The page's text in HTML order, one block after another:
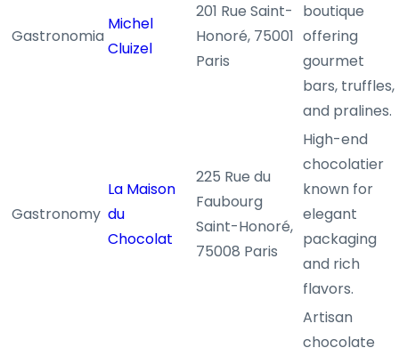
Gastronomia
Michel
Cluizel
201 Rue Saint-
Honoré, 75001
Paris
boutique
offering
gourmet
bars, truffles,
and pralines.
Gastronomy
La Maison
du
Chocolat
225 Rue du
Faubourg
Saint-Honoré,
75008 Paris
High-end
chocolatier
known for
elegant
packaging
and rich
flavors.
Artisan
chocolate